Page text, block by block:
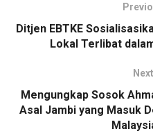
Ditjen EBTKE
Lokal Terlibat
Mengungkap Sosok
Asal Jambi yang Masuk